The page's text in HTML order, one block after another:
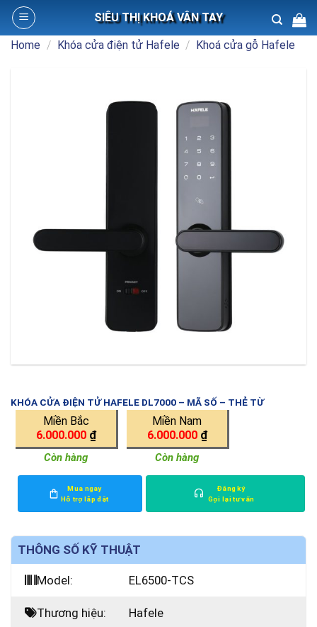
Skip
content
SIÊU THỊ KHOÁ VÂN TAY
Home / Khóa cửa điện tử Hafele / Khoá cửa gỗ Hafele
KHÓA CỬA ĐIỆN TỬ HAFELE DL7000 – MÃ SỐ – THẺ TỪ
Miền Bắc
6.000.000 ₫
Còn hàng
Miền Nam
6.000.000 ₫
Còn hàng
Mua ngay
Hỗ trợ lắp đặt
Đăng ký
Gọi lại tư vấn
THÔNG SỐ KỸ THUẬT
Model: EL6500-TCS
Thương hiệu: Hafele